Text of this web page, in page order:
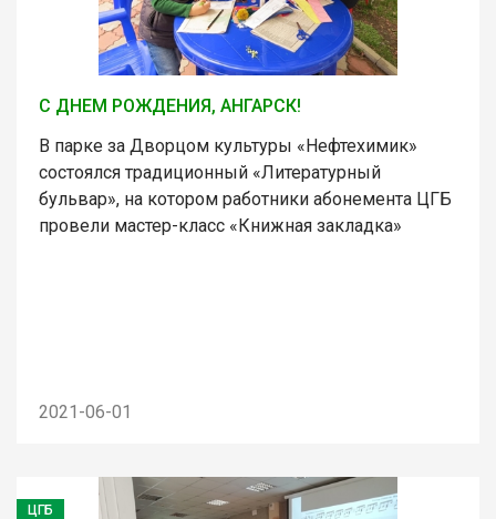
С ДНЕМ РОЖДЕНИЯ, АНГАРСК!
В парке за Дворцом культуры «Нефтехимик»
состоялся традиционный «Литературный
бульвар», на котором работники абонемента ЦГБ
провели мастер-класс «Книжная закладка»
2021-06-01
ЦГБ